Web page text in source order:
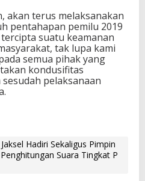
akan terus melaksanakan
pentahapan pemilu 2019
suatu keamanan
tak lupa kami
semua pihak yang
kondusifitas
pelaksanaan
Hadiri Sekaligus Pimpin
Suara Tingkat P